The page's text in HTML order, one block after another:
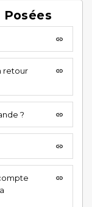
insert_link
retour
insert_link
? insert_link
insert_link
insert_link